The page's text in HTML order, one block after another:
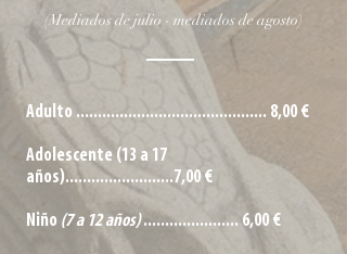
(Mediados de julio - mediados de agosto)
Adulto ............................................ 8,00 €
Adolescente (13 a 17
años).........................7,00 €
Niño (7 a 12 años)...................... 6,00 €